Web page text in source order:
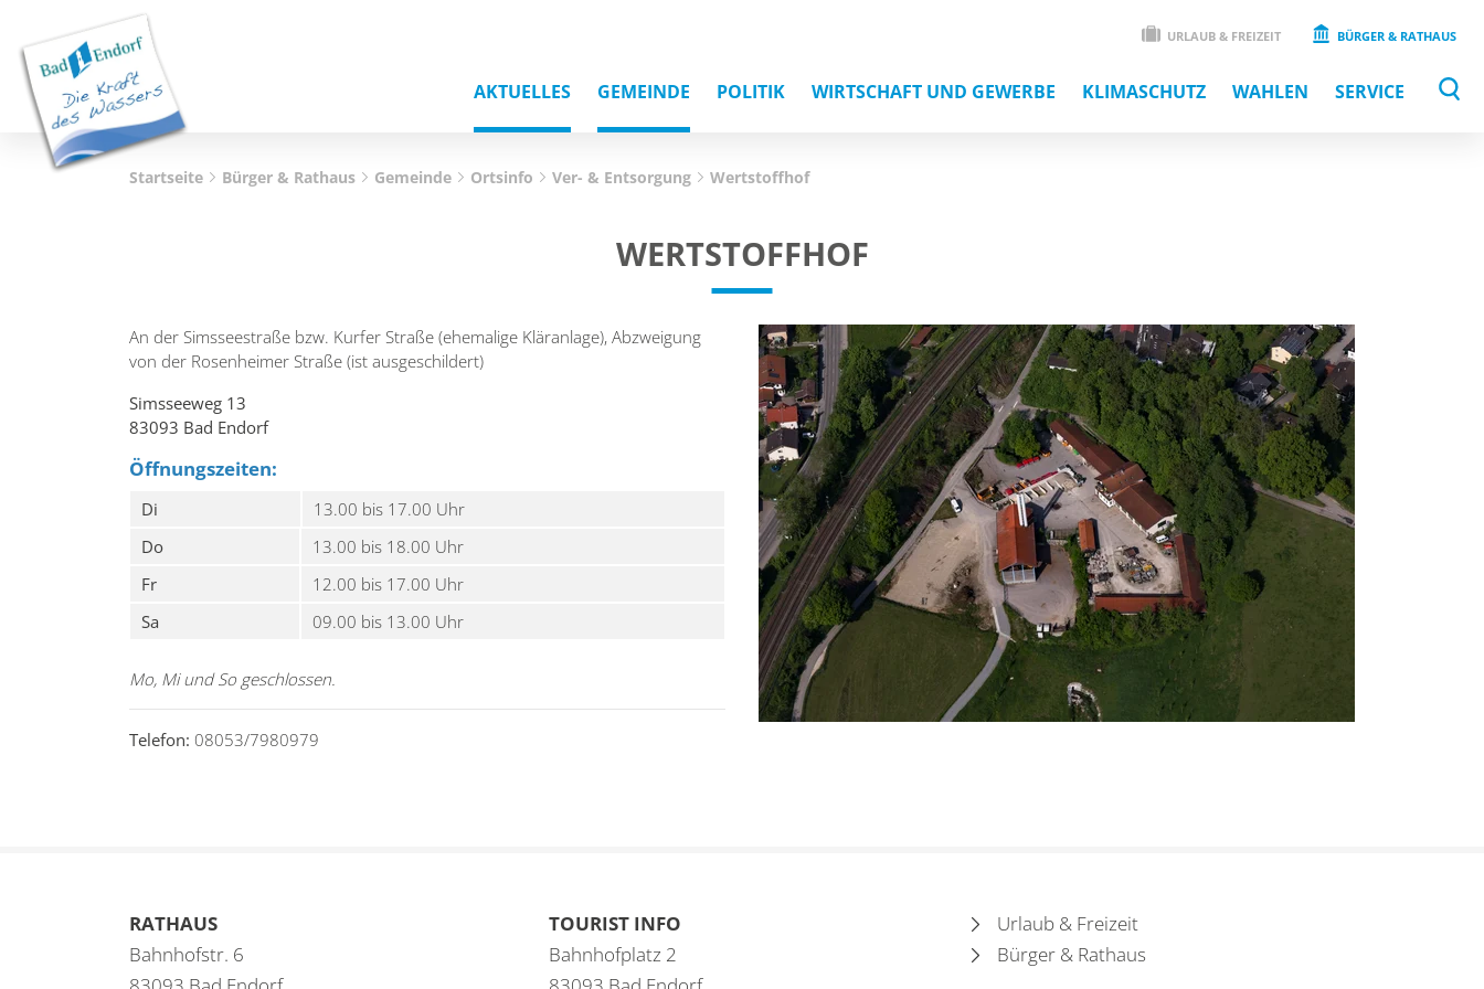
URLAUB & FREIZEIT BÜRGER & RATHAUS
AKTUELLES GEMEINDE POLITIK WIRTSCHAFT UND GEWERBE KLIMASCHUTZ WAHLEN SERVICE
Startseite Bürger & Rathaus Gemeinde Ortsinfo Ver- & Entsorgung Wertstoffhof
WERTSTOFFHOF
An der Simsseestraße bzw. Kurfer Straße (ehemalige Kläranlage), Abzweigung
von der Rosenheimer Straße (ist ausgeschildert)
Simsseeweg 13
83093 Bad Endorf
Öffnungszeiten:
Di
13.00 bis 17.00 Uhr
Do
13.00 bis 18.00 Uhr
Fr
12.00 bis 17.00 Uhr
Sa
09.00 bis 13.00 Uhr
Mo, Mi und So geschlossen.
Telefon: 08053/7980979
RATHAUS
Bahnhofstr. 6
TOURIST INFO
Bahnhofplatz 2
Urlaub & Freizeit
Bürger & Rathaus